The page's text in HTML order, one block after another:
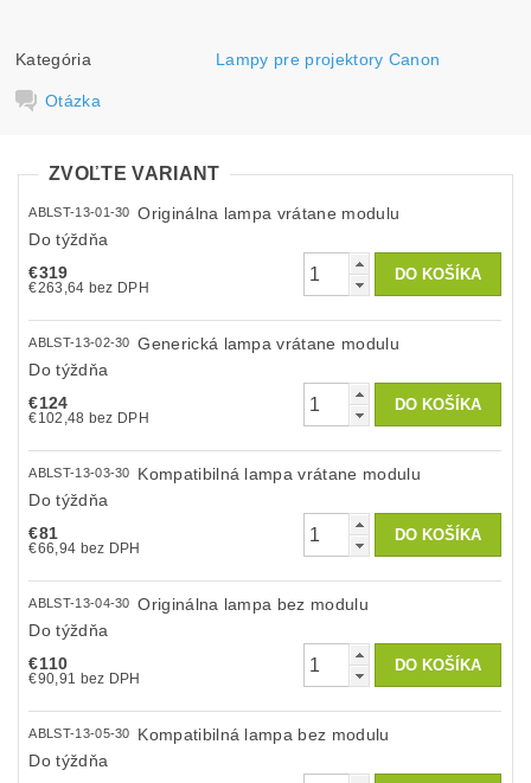
Kategória Lampy pre projektory Canon
Otázka
ZVOĽTE VARIANT
ABLST-13-01-30
Originálna lampa vrátane modulu
Do týždňa
€319
€263,64 bez DPH
ABLST-13-02-30
Generická lampa vrátane modulu
Do týždňa
€124
€102,48 bez DPH
ABLST-13-03-30
Kompatibilná lampa vrátane modulu
Do týždňa
€81
€66,94 bez DPH
ABLST-13-04-30
Originálna lampa bez modulu
Do týždňa
€110
€90,91 bez DPH
ABLST-13-05-30
Kompatibilná lampa bez modulu
Do týždňa